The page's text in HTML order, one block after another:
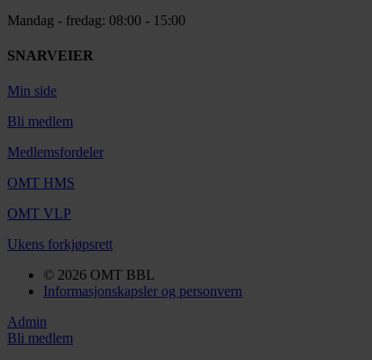
Mandag - fredag: 08:00 - 15:00
SNARVEIER
Min side
Bli medlem
Medlemsfordeler
OMT HMS
OMT VLP
Ukens forkjøpsrett
© 2026 OMT BBL
Informasjonskapsler og personvern
Admin
Bli medlem